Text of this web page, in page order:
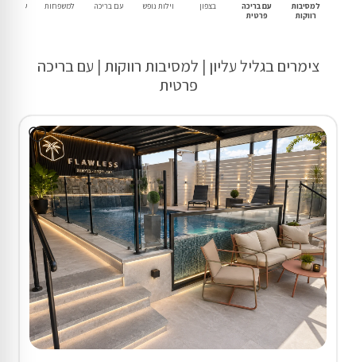
למסיבות
רווקות
עם בריכה
פרטית
בצפון וילות נופש עם בריכה למשפחות שומרי
צימרים בגליל עליון | למסיבות רווקות | עם בריכה
פרטית